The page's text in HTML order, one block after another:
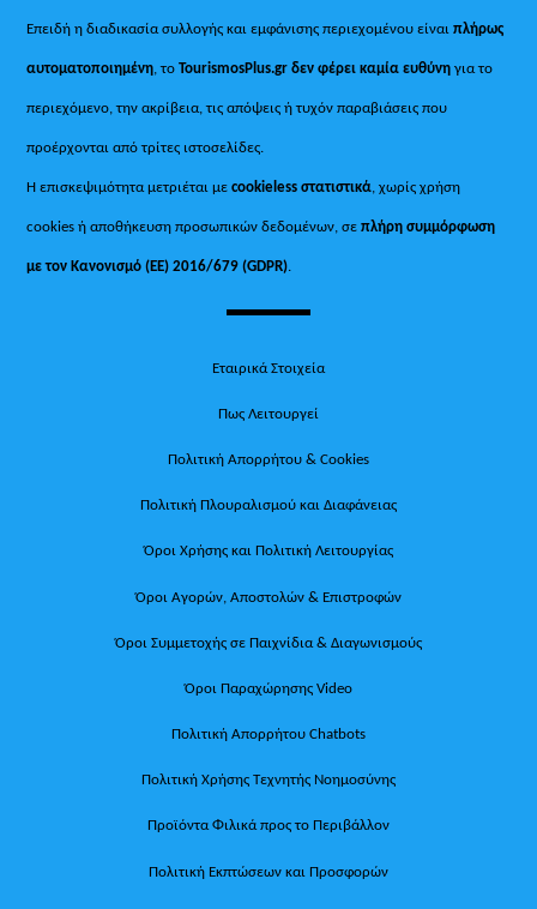
Επειδή η διαδικασία συλλογής και εμφάνισης περιεχομένου είναιπλήρως
αυτοματοποιημένη, τοTourismosPlus.gr δεν φέρει καμία ευθύνη για το
περιεχόμενο, την ακρίβεια, τις απόψεις ή τυχόν παραβιάσεις που
προέρχονται από τρίτες ιστοσελίδες.
Η επισκεψιμότητα μετριέται μεcookieless στατιστικά, χωρίς χρήση
cookies ή αποθήκευση προσωπικών δεδομένων, σεπλήρη συμμόρφωση
με τον Κανονισμό (ΕΕ) 2016/679 (GDPR).
Εταιρικά Στοιχεία
Πως Λειτουργεί
Πολιτική Απορρήτου & Cookies
Πολιτική Πλουραλισμού και Διαφάνειας
Όροι Χρήσης και Πολιτική Λειτουργίας
Όροι Αγορών, Αποστολών & Επιστροφών
Όροι Συμμετοχής σε Παιχνίδια & Διαγωνισμούς
Όροι Παραχώρησης Video
Πολιτική Απορρήτου Chatbots
Πολιτική Χρήσης Τεχνητής Νοημοσύνης
Προϊόντα Φιλικά προς το Περιβάλλον
Πολιτική Εκπτώσεων και Προσφορών